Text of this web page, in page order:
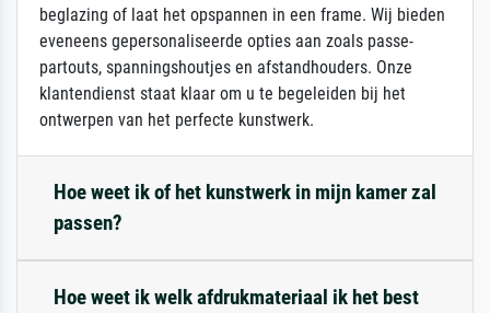
beglazing of laat het opspannen in een frame. Wij bieden
eveneens gepersonaliseerde opties aan zoals passe-
partouts, spanningshoutjes en afstandhouders. Onze
klantendienst staat klaar om u te begeleiden bij het
ontwerpen van het perfecte kunstwerk.
Hoe weet ik of het kunstwerk in mijn kamer zal
passen?
Hoe weet ik welk afdrukmateriaal ik het best